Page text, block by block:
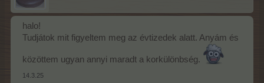
halo!
Tudjátok mit figyeltem meg az évtizedek alatt. Anyám és
közöttem ugyan annyi maradt a korkülönbség.
14.3.25